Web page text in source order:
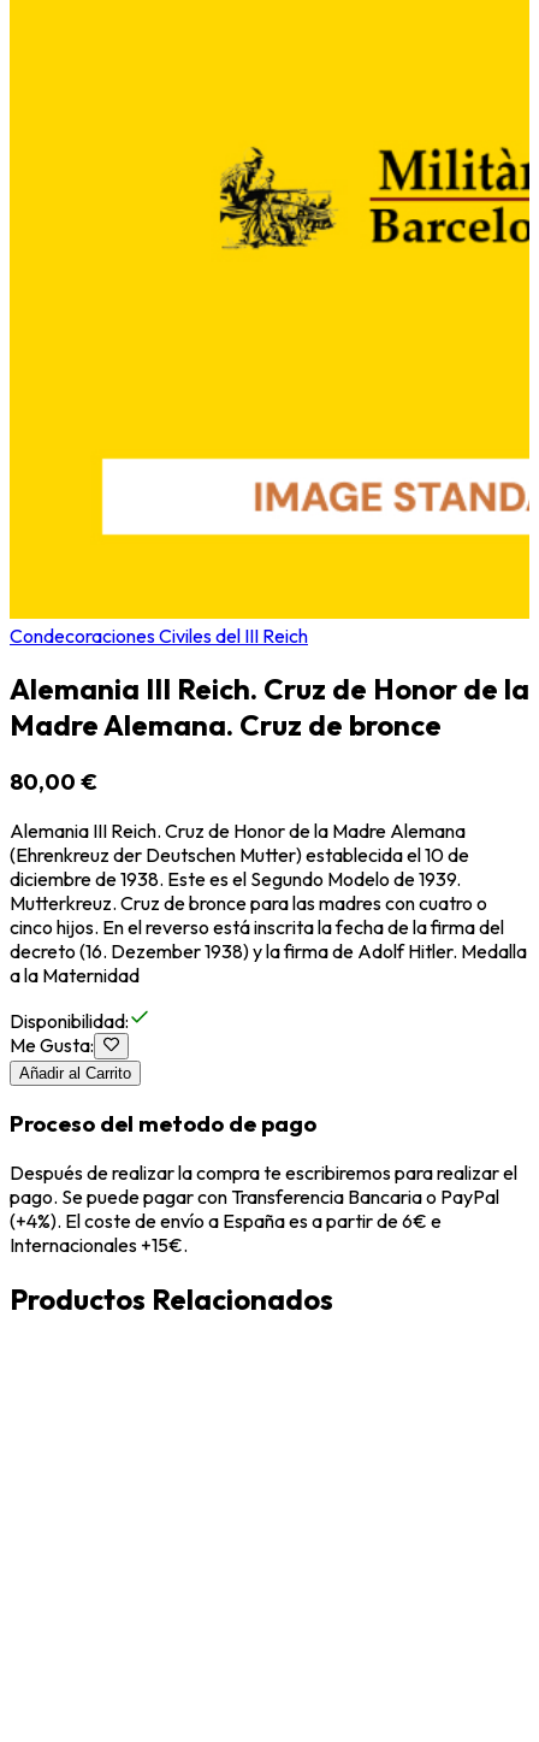
Condecoraciones Civiles del III Reich
Alemania III Reich. Cruz de Honor de la
Madre Alemana. Cruz de bronce
80,00 €
Alemania III Reich. Cruz de Honor de la Madre Alemana
(Ehrenkreuz der Deutschen Mutter) establecida el 10 de
diciembre de 1938. Este es el Segundo Modelo de 1939.
Mutterkreuz. Cruz de bronce para las madres con cuatro o
cinco hijos. En el reverso está inscrita la fecha de la firma del
decreto (16. Dezember 1938) y la firma de Adolf Hitler. Medalla
a la Maternidad
Disponibilidad:
Me Gusta:
Añadir al Carrito
Proceso del metodo de pago
Después de realizar la compra te escribiremos para realizar el
pago. Se puede pagar con Transferencia Bancaria o PayPal
(+4%). El coste de envío a España es a partir de 6€ e
Internacionales +15€.
Productos Relacionados